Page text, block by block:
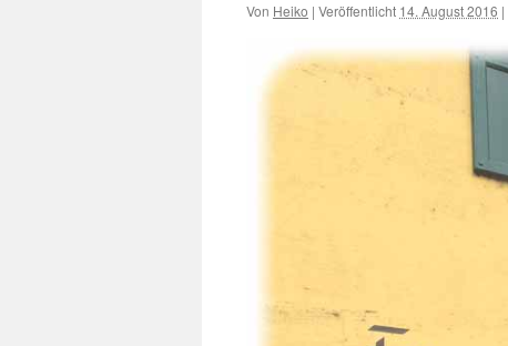
Von Heiko | Veröffentlicht 14. August 2016 |